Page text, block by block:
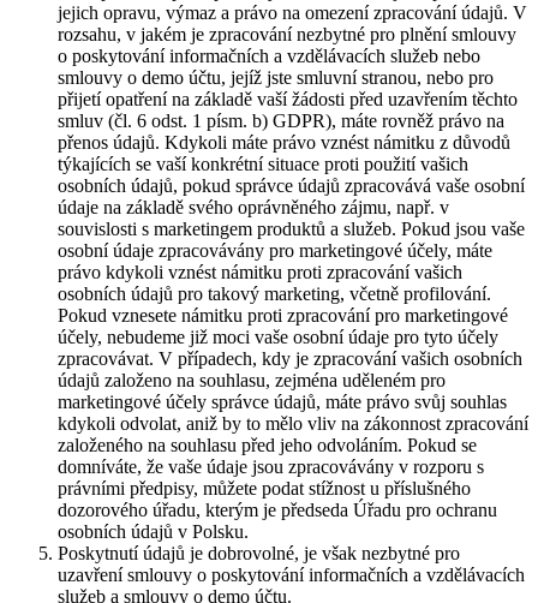
jejich opravu, výmaz a právo na omezení zpracování údajů. V
rozsahu, v jakém je zpracování nezbytné pro plnění smlouvy
o poskytování informačních a vzdělávacích služeb nebo
smlouvy o demo účtu, jejíž jste smluvní stranou, nebo pro
přijetí opatření na základě vaší žádosti před uzavřením těchto
smluv (čl. 6 odst. 1 písm. b) GDPR), máte rovněž právo na
přenos údajů. Kdykoli máte právo vznést námitku z důvodů
týkajících se vaší konkrétní situace proti použití vašich
osobních údajů, pokud správce údajů zpracovává vaše osobní
údaje na základě svého oprávněného zájmu, např. v
souvislosti s marketingem produktů a služeb. Pokud jsou vaše
osobní údaje zpracovávány pro marketingové účely, máte
právo kdykoli vznést námitku proti zpracování vašich
osobních údajů pro takový marketing, včetně profilování.
Pokud vznesete námitku proti zpracování pro marketingové
účely, nebudeme již moci vaše osobní údaje pro tyto účely
zpracovávat. V případech, kdy je zpracování vašich osobních
údajů založeno na souhlasu, zejména uděleném pro
marketingové účely správce údajů, máte právo svůj souhlas
kdykoli odvolat, aniž by to mělo vliv na zákonnost zpracování
založeného na souhlasu před jeho odvoláním. Pokud se
domníváte, že vaše údaje jsou zpracovávány v rozporu s
právními předpisy, můžete podat stížnost u příslušného
dozorového úřadu, kterým je předseda Úřadu pro ochranu
osobních údajů v Polsku.
Poskytnutí údajů je dobrovolné, je však nezbytné pro
uzavření smlouvy o poskytování informačních a vzdělávacích
služeb a smlouvy o demo účtu.